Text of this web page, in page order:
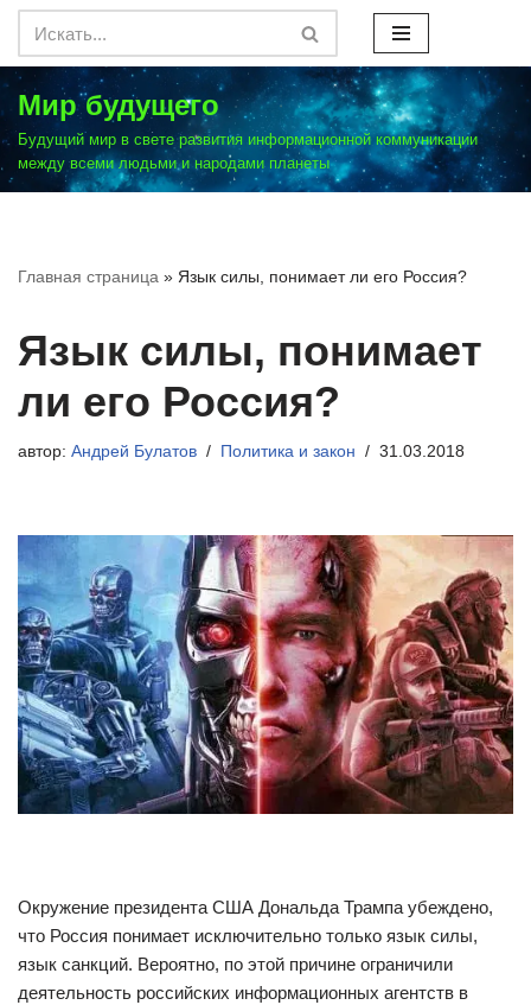
Перейти
к
содержимому
Мир будущего
Будущий мир в свете развития информационной коммуникации
между всеми людьми и народами планеты
Главная страница » Язык силы, понимает ли его Россия?
Язык силы, понимает
ли его Россия?
автор: Андрей Булатов Политика и закон 31.03.2018
Окружение президента США Дональда Трампа убеждено,
что Россия понимает исключительно только язык силы,
язык санкций. Вероятно, по этой причине ограничили
деятельность российских информационных агентств в